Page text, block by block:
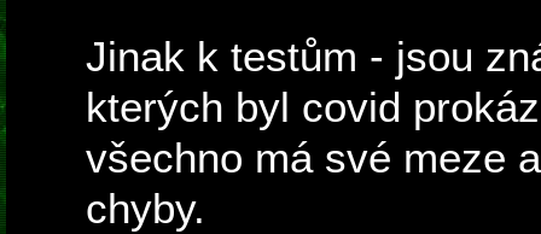
Jinak k testům - jsou
kterých byl covid
všechno má své meze
chyby.